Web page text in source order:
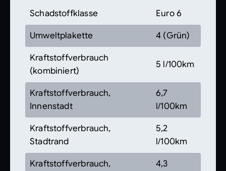
Schadstoffklasse Euro 6
Umweltplakette 4 (Grün)
Kraftstoffverbrauch
(kombiniert)
5 l/100km
Kraftstoffverbrauch,
Innenstadt
6,7
l/100km
Kraftstoffverbrauch,
Stadtrand
5,2
l/100km
Kraftstoffverbrauch, 4,3